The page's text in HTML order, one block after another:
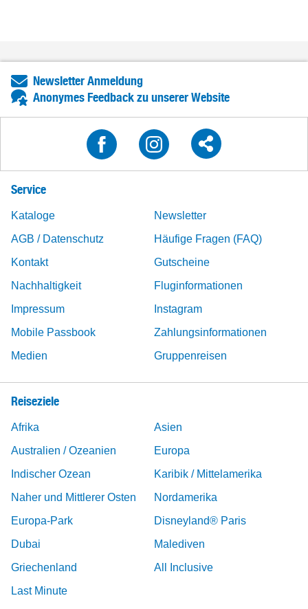
Newsletter Anmeldung
Anonymes Feedback zu unserer Website
Service
Kataloge
Newsletter
AGB / Datenschutz
Häufige Fragen (FAQ)
Kontakt
Gutscheine
Nachhaltigkeit
Fluginformationen
Impressum
Instagram
Mobile Passbook
Zahlungsinformationen
Medien
Gruppenreisen
Reiseziele
Afrika
Asien
Australien / Ozeanien
Europa
Indischer Ozean
Karibik / Mittelamerika
Naher und Mittlerer Osten
Nordamerika
Europa-Park
Disneyland® Paris
Dubai
Malediven
Griechenland
All Inclusive
Last Minute